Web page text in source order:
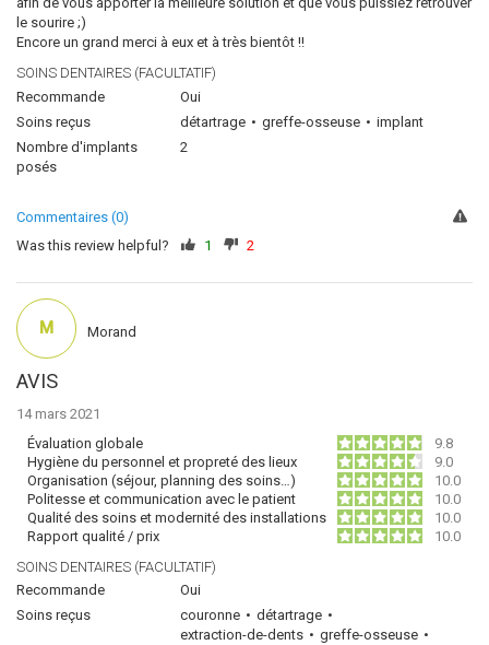
le sourire ;)
Encore un grand merci à eux et à très bientôt !!
SOINS DENTAIRES (FACULTATIF)
Recommande
Oui
Soins reçus
détartrage greffe-osseuse
implant
Nombre d'implants
posés
2
Commentaires (0)
Was this review helpful?
1 2
AVIS
14 mars 2021
Évaluation globale
9.8
Hygiène du personnel et propreté des lieux
9.0
Organisation (séjour, planning des soins…)
10.0
Politesse et communication avec le patient
10.0
Qualité des soins et modernité des installations
10.0
Rapport qualité / prix
10.0
SOINS DENTAIRES (FACULTATIF)
Recommande
Oui
Soins reçus
couronne
détartrage
extraction-de-dents
greffe-osseuse
M Morand